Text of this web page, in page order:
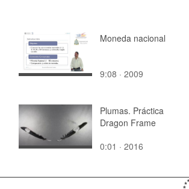
Moneda nacional
9:08 · 2009
Plumas. Práctica
Dragon Frame
0:01 · 2016